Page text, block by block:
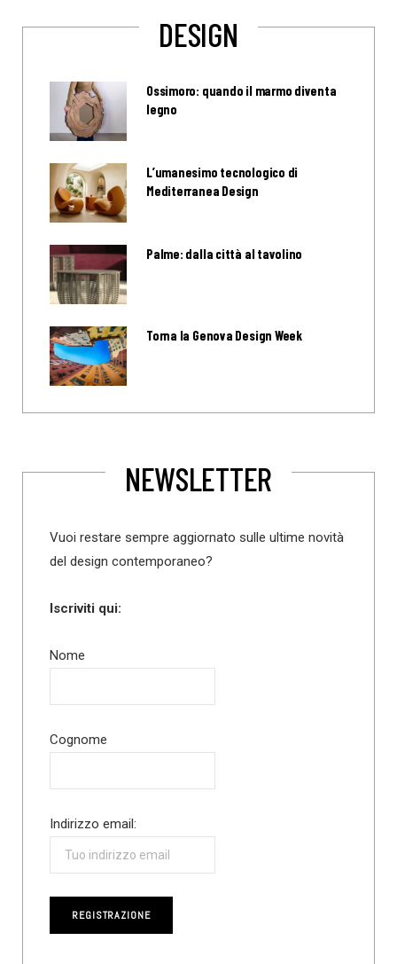
DESIGN
Ossimoro: quando il marmo diventa
legno
L’umanesimo tecnologico di
Mediterranea Design
Palme: dalla città al tavolino
Torna la Genova Design Week
NEWSLETTER
Vuoi restare sempre aggiornato sulle ultime novità
del design contemporaneo?
Iscriviti qui:
Nome
Cognome
Indirizzo email: